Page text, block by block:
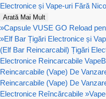
Electronice și Vape-uri Fără
Arată Mai Mult
»Capsule VUSE GO Reload
»Elf Bar Țigări Electronice și
(Elf Bar Reincarcabil) Țigări
Electronice Reincarcabile
Reincarcabile (Vape) De
Reincarcabile (Vape) De
Electronice Reîncărcabile »